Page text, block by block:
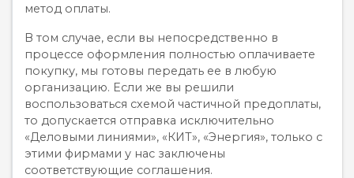
метод оплаты.
В том случае, если вы непосредственно в
процессе оформления полностью оплачиваете
покупку, мы готовы передать ее в любую
организацию. Если же вы решили
воспользоваться схемой частичной предоплаты,
то допускается отправка исключительно
«Деловыми линиями», «КИТ», «Энергия», только с
этими фирмами у нас заключены
соответствующие соглашения.